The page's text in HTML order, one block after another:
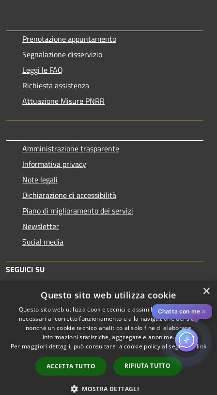
Prenotazione appuntamento
Segnalazione disservizio
Leggi le FAQ
Richiesta assistenza
Attuazione Misure PNRR
Amministrazione trasparente
Informativa privacy
Note legali
Dichiarazione di accessibilità
Piano di miglioramento dei servizi
Newsletter
Social media
SEGUICI SU
RSS
Accessibilità
Copyright © 2026 • Comune di
Piacenza • Powered by
Municipium•
Accesso
redazione
Chatta con me ✕
×
Questo sito web utilizza cookie
Questo sito web utilizza cookie tecnici e assimilati strettamente
necessari al corretto funzionamento e alla navigazione del sito,
nonché un cookie tecnico analitico al solo fine di elaborare
informazioni statistiche, aggregate e anonime.
Per maggiori dettagli, può consultare la cookie policy al seguentelink
ACCETTA TUTTO RIFIUTA TUTTO
MOSTRA DETTAGLI